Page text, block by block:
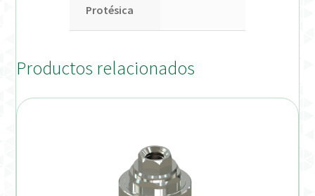
Protésica
Productos relacionados